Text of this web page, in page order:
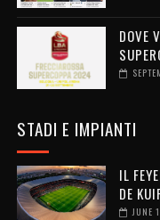
DOVE
STADI E IMPIANTI
IL
DE
JUNE